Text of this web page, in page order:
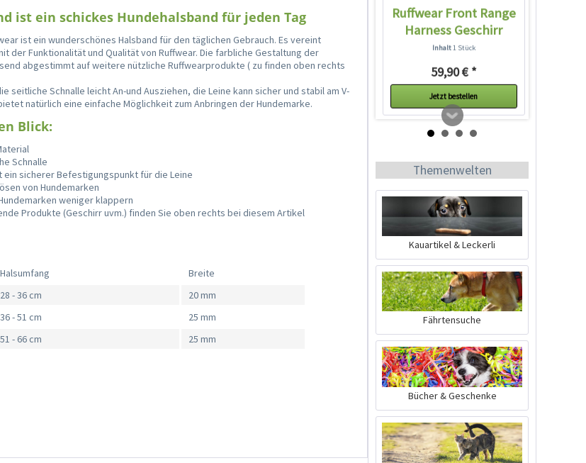
ist ein schickes Hundehalsband für jeden Tag
ist ein wunderschönes Halsband für den täglichen Gebrauch. Es vereint
der Funktionalität und Qualität von Ruffwear. Die farbliche Gestaltung der
abgestimmt auf weitere nützliche Ruffwearprodukte ( zu finden oben rechts
seitliche Schnalle leicht An-und Ausziehen, die Leine kann sicher und stabil am V-
natürlich eine einfache Möglichkeit zum Anbringen der Hundemarke.
Blick:
Schnalle
ein sicherer Befestigungspunkt für die Leine
von Hundemarken
weniger klappern
Produkte (Geschirr uvm.) finden Sie oben rechts bei diesem Artikel
Halsumfang
Breite
28 - 36 cm
20 mm
36 - 51 cm
25 mm
51 - 66 cm 25 mm
Ruffwear Front Range
Harness Geschirr
Twilight...
Inhalt1 Stück
59,90 € *
Jetzt bestellen
Ruffwear Hi & Light
Harness
Hundegeschirr...
Inhalt1 Stück
54,99 € *
Jetzt bestellen
Themenwelten
Kauartikel & Leckerli
Fährtensuche
Bücher & Geschenke